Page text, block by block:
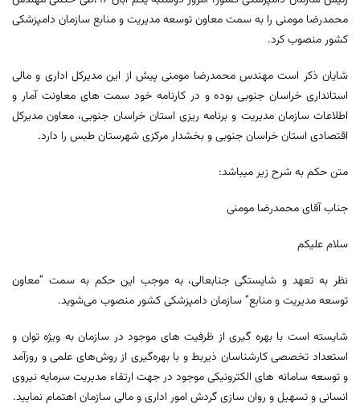
محمدرضا مومنی را به سمت معاون توسعه مدیریت و منابع سازمان دامپزشکی
کشور منصوب کرد.
شایان ذکر است مهندس محمدرضا مومنی پیش از این مدیرکل اداری و مالی
استانداری خراسان جنوبی بوده و در کارنامه خود سمت های معاونت آمار و
اطلاعات سازمان مدیریت و برنامه ریزی استان خراسان جنوبی، معاون مدیرکل
اقتصادی استان خراسان جنوبی و بخشدار مرکزی شهرستان طبس را دارد.
متن حکم به شرح زیر میباشد:
جناب آقای محمدرضا مومنی
سلام علیکم
نظر به تعهد و شایستگی جنابعالی، به موجب این حکم به سمت “معاون
توسعه مدیریت و منابع” سازمان دامپزشکی کشور منصوب می‌شوید.
شایسته است با بهره گیری از ظرفیت های موجود در سازمان به ویژه توان و
استعداد تخصصی کارشناسان ذیربط و با بهره‌گیری از روش‌های علمی و روزآمد
و توسعه سامانه های الکترونیکی موجود در جهت ارتقاء مدیریت سرمایه نیروی
انسانی و تسهیل و روان سازی گردش امور اداری و مالی سازمان اهتمام نمایید.